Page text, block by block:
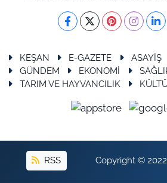
KEŞAN E-GAZETE ASAYİŞ
GÜNDEM
EKONOMİ
TARIM VE HAYVANCILIK
RSS Copyright © 2022.